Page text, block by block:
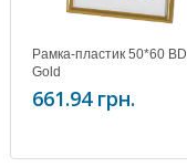
Рамка-пластик 50*60 BD
Gold
661.94 грн.